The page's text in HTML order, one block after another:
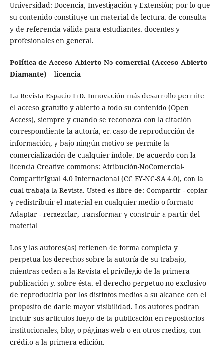
Universidad: Docencia, Investigación y Extensión; por lo que
su contenido constituye un material de lectura, de consulta
y de referencia válida para estudiantes, docentes y
profesionales en general.
Política de Acceso Abierto No comercial (Acceso Abierto
Diamante) – licencia
La Revista Espacio I+D. Innovación más desarrollo permite
el acceso gratuito y abierto a todo su contenido (Open
Access), siempre y cuando se reconozca con la citación
correspondiente la autoría, en caso de reproducción de
información, y bajo ningún motivo se permite la
comercialización de cualquier índole. De acuerdo con la
licencia Creative commons: Atribución-NoComercial-
CompartirIgual 4.0 Internacional (CC BY-NC-SA 4.0), con la
cual trabaja la Revista. Usted es libre de: Compartir - copiar
y redistribuir el material en cualquier medio o formato
Adaptar - remezclar, transformar y construir a partir del
material
Los y las autores(as) retienen de forma completa y
perpetua los derechos sobre la autoría de su trabajo,
mientras ceden a la Revista el privilegio de la primera
publicación y, sobre ésta, el derecho perpetuo no exclusivo
de reproducirla por los distintos medios a su alcance con el
propósito de darle mayor visibilidad. Los autores podrán
incluir sus artículos luego de la publicación en repositorios
institucionales, blog o páginas web o en otros medios, con
crédito a la primera edición.